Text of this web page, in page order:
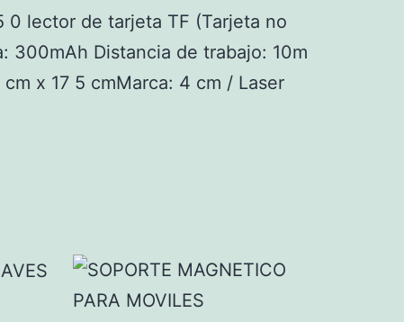
lector de tarjeta TF (Tarjeta no
300mAh Distancia de trabajo: 10m
x 17 5 cmMarca: 4 cm / Laser